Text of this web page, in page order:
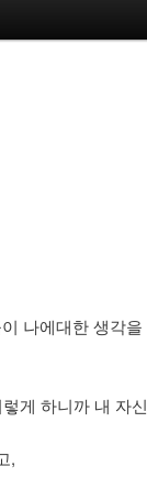
나에대한 생각을
게 하니까 내 자
,